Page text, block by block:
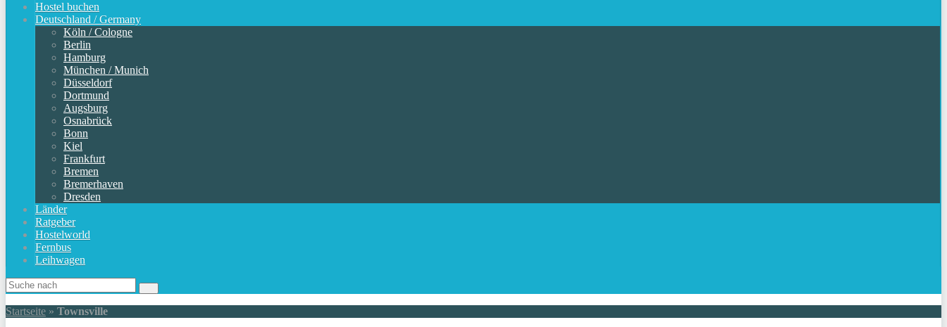
Hostel buchen
Deutschland / Germany
Köln / Cologne
Berlin
Hamburg
München / Munich
Düsseldorf
Dortmund
Augsburg
Osnabrück
Bonn
Kiel
Frankfurt
Bremen
Bremerhaven
Dresden
Länder
Ratgeber
Hostelworld
Fernbus
Leihwagen
Startseite » Townsville